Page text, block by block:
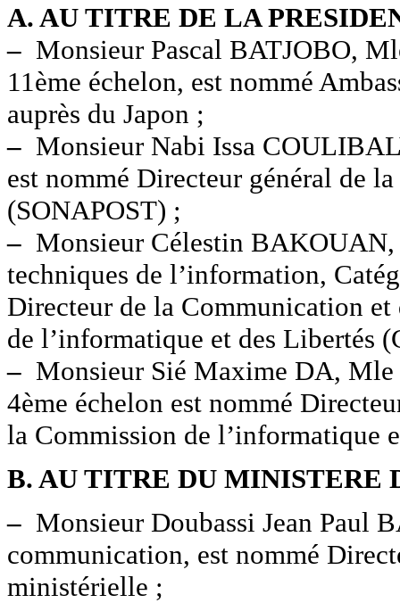
A. AU TITRE DE LA
– Monsieur Pascal BATJOBO,
11ème échelon, est nommé
auprès du Japon ;
– Monsieur Nabi Issa
est nommé Directeur général de
(SONAPOST) ;
– Monsieur Célestin
techniques de l’information,
Directeur de la Communication
de l’informatique et des Libertés
– Monsieur Sié Maxime DA,
4ème échelon est nommé
la Commission de l’informatique
B. AU TITRE DU MINISTERE
– Monsieur Doubassi Jean Paul
communication, est nommé
ministérielle ;